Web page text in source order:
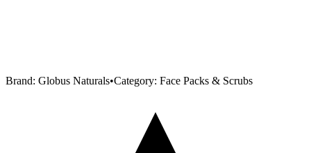
Brand: Globus Naturals•Category: Face Packs & Scrubs